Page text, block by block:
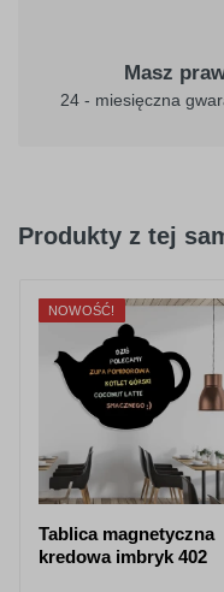
Masz
24 - miesięczna
Produkty z tej
NOWOŚĆ!
Tablica magnetyczna
kredowa imbryk 402